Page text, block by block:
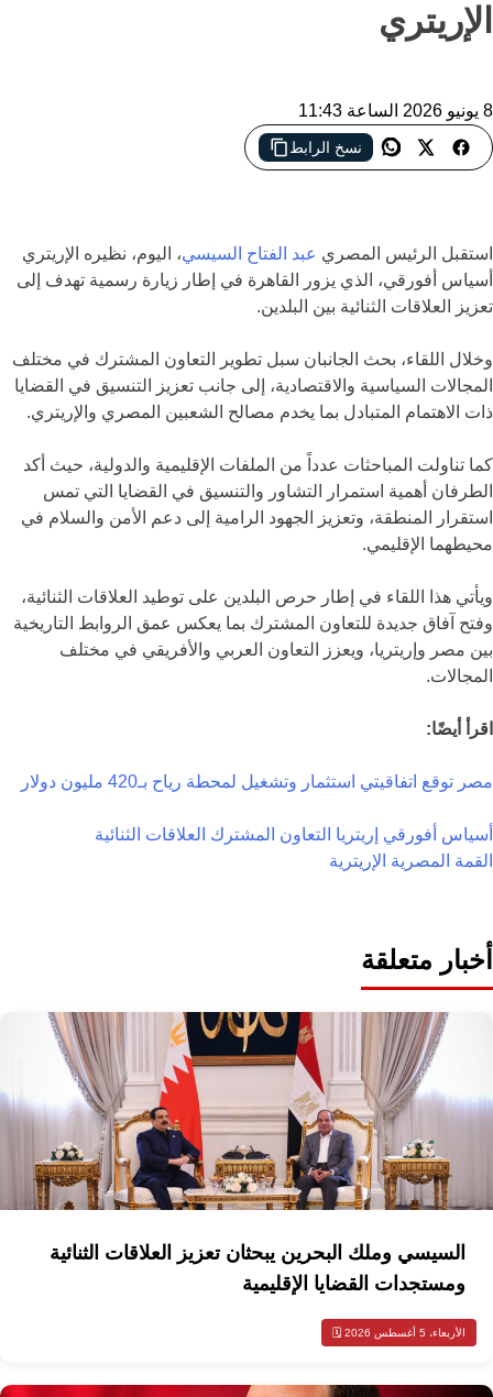
الإريتري
8 يونيو 2026 الساعة 11:43
نسخ الرابط
الرئيس المصري عبد الفتاح السيسي يستقبل نظيره الإريتري أسياس
أفورقي في القاهرة لبحث تعزيز العلاقات الثنائية والقضايا الإقليمية
استقبل الرئيس المصري عبد الفتاح السيسي، اليوم، نظيره الإريتري
أسياس أفورقي، الذي يزور القاهرة في إطار زيارة رسمية تهدف إلى
تعزيز العلاقات الثنائية بين البلدين.
وخلال اللقاء، بحث الجانبان سبل تطوير التعاون المشترك في مختلف
المجالات السياسية والاقتصادية، إلى جانب تعزيز التنسيق في القضايا
ذات الاهتمام المتبادل بما يخدم مصالح الشعبين المصري والإريتري.
كما تناولت المباحثات عدداً من الملفات الإقليمية والدولية، حيث أكد
الطرفان أهمية استمرار التشاور والتنسيق في القضايا التي تمس
استقرار المنطقة، وتعزيز الجهود الرامية إلى دعم الأمن والسلام في
محيطهما الإقليمي.
ويأتي هذا اللقاء في إطار حرص البلدين على توطيد العلاقات الثنائية،
وفتح آفاق جديدة للتعاون المشترك بما يعكس عمق الروابط التاريخية
بين مصر وإريتريا، ويعزز التعاون العربي والأفريقي في مختلف
المجالات.
اقرأ أيضًا:
مصر توقع اتفاقيتي استثمار وتشغيل لمحطة رياح بـ420 مليون دولار
أسياس أفورقي إريتريا التعاون المشترك العلاقات الثنائية
القمة المصرية الإريترية
أخبار متعلقة
السيسي وملك البحرين يبحثان تعزيز العلاقات الثنائية
ومستجدات القضايا الإقليمية
الأربعاء، 5 أغسطس 2026 🗓️